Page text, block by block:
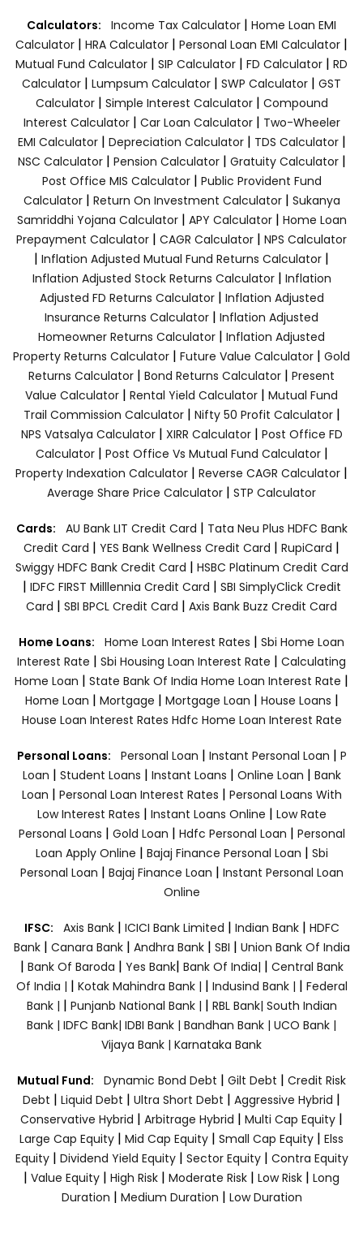
Calculators: Income Tax Calculator | Home Loan EMI
Calculator | HRA Calculator | Personal Loan EMI Calculator |
Mutual Fund Calculator | SIP Calculator | FD Calculator | RD
Calculator | Lumpsum Calculator | SWP Calculator | GST
Calculator| Simple Interest Calculator| Compound
Interest Calculator| Car Loan Calculator| Two-Wheeler
EMI Calculator| Depreciation Calculator| TDS Calculator|
NSC Calculator| Pension Calculator| Gratuity Calculator|
Post Office MIS Calculator| Public Provident Fund
Calculator| Return On Investment Calculator| Sukanya
Samriddhi Yojana Calculator| APY Calculator| Home Loan
Prepayment Calculator | CAGR Calculator | NPS Calculator
| Inflation Adjusted Mutual Fund Returns Calculator |
Inflation Adjusted Stock Returns Calculator| Inflation
Adjusted FD Returns Calculator| Inflation Adjusted
Insurance Returns Calculator | Inflation Adjusted
Homeowner Returns Calculator | Inflation Adjusted
Property Returns Calculator | Future Value Calculator | Gold
Returns Calculator | Bond Returns Calculator | Present
Value Calculator | Rental Yield Calculator | Mutual Fund
Trail Commission Calculator| Nifty 50 Profit Calculator|
NPS Vatsalya Calculator| XIRR Calculator| Post Office FD
Calculator| Post Office Vs Mutual Fund Calculator|
Property Indexation Calculator | Reverse CAGR Calculator |
Average Share Price Calculator | STP Calculator
Cards: AU Bank LIT Credit Card | Tata Neu Plus HDFC Bank
Credit Card | YES Bank Wellness Credit Card | RupiCard |
Swiggy HDFC Bank Credit Card | HSBC Platinum Credit Card
| IDFC FIRST Milllennia Credit Card | SBI SimplyClick Credit
Card | SBI BPCL Credit Card | Axis Bank Buzz Credit Card
Home Loans: Home Loan Interest Rates | Sbi Home Loan
Interest Rate | Sbi Housing Loan Interest Rate | Calculating
Home Loan | State Bank Of India Home Loan Interest Rate |
Home Loan | Mortgage | Mortgage Loan | House Loans |
House Loan Interest Rates Hdfc Home Loan Interest Rate
Personal Loans: Personal Loan | Instant Personal Loan | P
Loan | Student Loans | Instant Loans | Online Loan | Bank
Loan | Personal Loan Interest Rates | Personal Loans With
Low Interest Rates | Instant Loans Online | Low Rate
Personal Loans | Gold Loan | Hdfc Personal Loan | Personal
Loan Apply Online | Bajaj Finance Personal Loan | Sbi
Personal Loan | Bajaj Finance Loan | Instant Personal Loan
Online
IFSC: Axis Bank | ICICI Bank Limited | Indian Bank | HDFC
Bank| Canara Bank | Andhra Bank| SBI | Union Bank Of India
| Bank Of Baroda | Yes Bank| Bank Of India| | Central Bank
Of India | | Kotak Mahindra Bank | | Indusind Bank | | Federal
Bank | | Punjanb National Bank | | RBL Bank| South Indian
Bank | IDFC Bank| IDBI Bank | Bandhan Bank | UCO Bank |
Vijaya Bank | Karnataka Bank
Mutual Fund: Dynamic Bond Debt | Gilt Debt | Credit Risk
Debt | Liquid Debt | Ultra Short Debt | Aggressive Hybrid |
Conservative Hybrid | Arbitrage Hybrid | Multi Cap Equity |
Large Cap Equity | Mid Cap Equity | Small Cap Equity | Elss
Equity| Dividend Yield Equity| Sector Equity | Contra Equity
| Value Equity | High Risk | Moderate Risk | Low Risk | Long
Duration | Medium Duration | Low Duration